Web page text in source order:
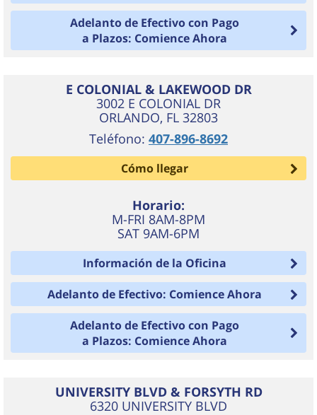
Adelanto de Efectivo con Pago
a Plazos: Comience Ahora
E COLONIAL & LAKEWOOD DR
3002 E COLONIAL DR
ORLANDO, FL 32803
Teléfono: 407-896-8692
Cómo llegar
Horario:
M-FRI 8AM-8PM
SAT 9AM-6PM
Información de la Oficina
Adelanto de Efectivo: Comience Ahora
Adelanto de Efectivo con Pago
a Plazos: Comience Ahora
UNIVERSITY BLVD & FORSYTH RD
6320 UNIVERSITY BLVD